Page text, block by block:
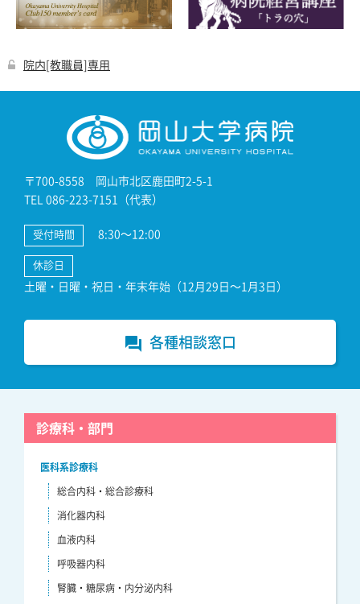
院内[教職員]専用
〒700-8558 岡山市北区鹿田町2-5-1
TEL 086-223-7151（代表）
受付時間 8:30～12:00
休診日
土曜・日曜・祝日・年末年始（12月29日～1月3日）
forum 各種相談窓口
診療科・部門
医科系診療科
総合内科・総合診療科
消化器内科
血液内科
呼吸器内科
腎臓・糖尿病・内分泌内科